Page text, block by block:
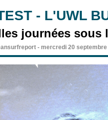
- L'UWL
journées sous
- mercredi 20 septembre